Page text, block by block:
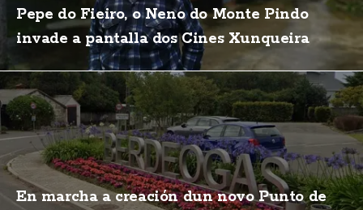
Pepe do Fieiro, o Neno do Monte Pindo
invade a pantalla dos Cines Xunqueira
En marcha a creación dun novo Punto de